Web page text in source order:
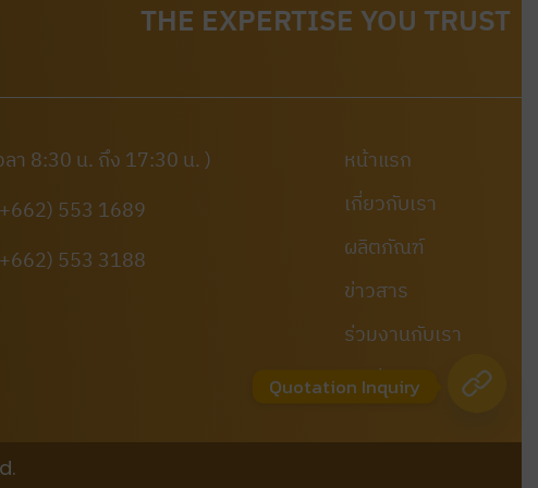
THE EXPERTISE YOU TRUST
า 8:30 น. ถึง 17:30 น. )
553 1689
553 3188
หน้าแรก
เกี่ยวกับเรา
ผลิตภัณฑ์
ข่าวสาร
ร่วมงานกับเรา
ติดต่อเรา
Quotation Inquiry